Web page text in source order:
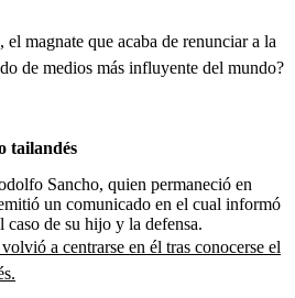
magnate que acaba de renunciar a la
de medios más influyente del mundo?
tailandés
Sancho, quien permaneció en
un comunicado en el cual informó
caso de su hijo y la defensa.
a centrarse en él tras conocerse el